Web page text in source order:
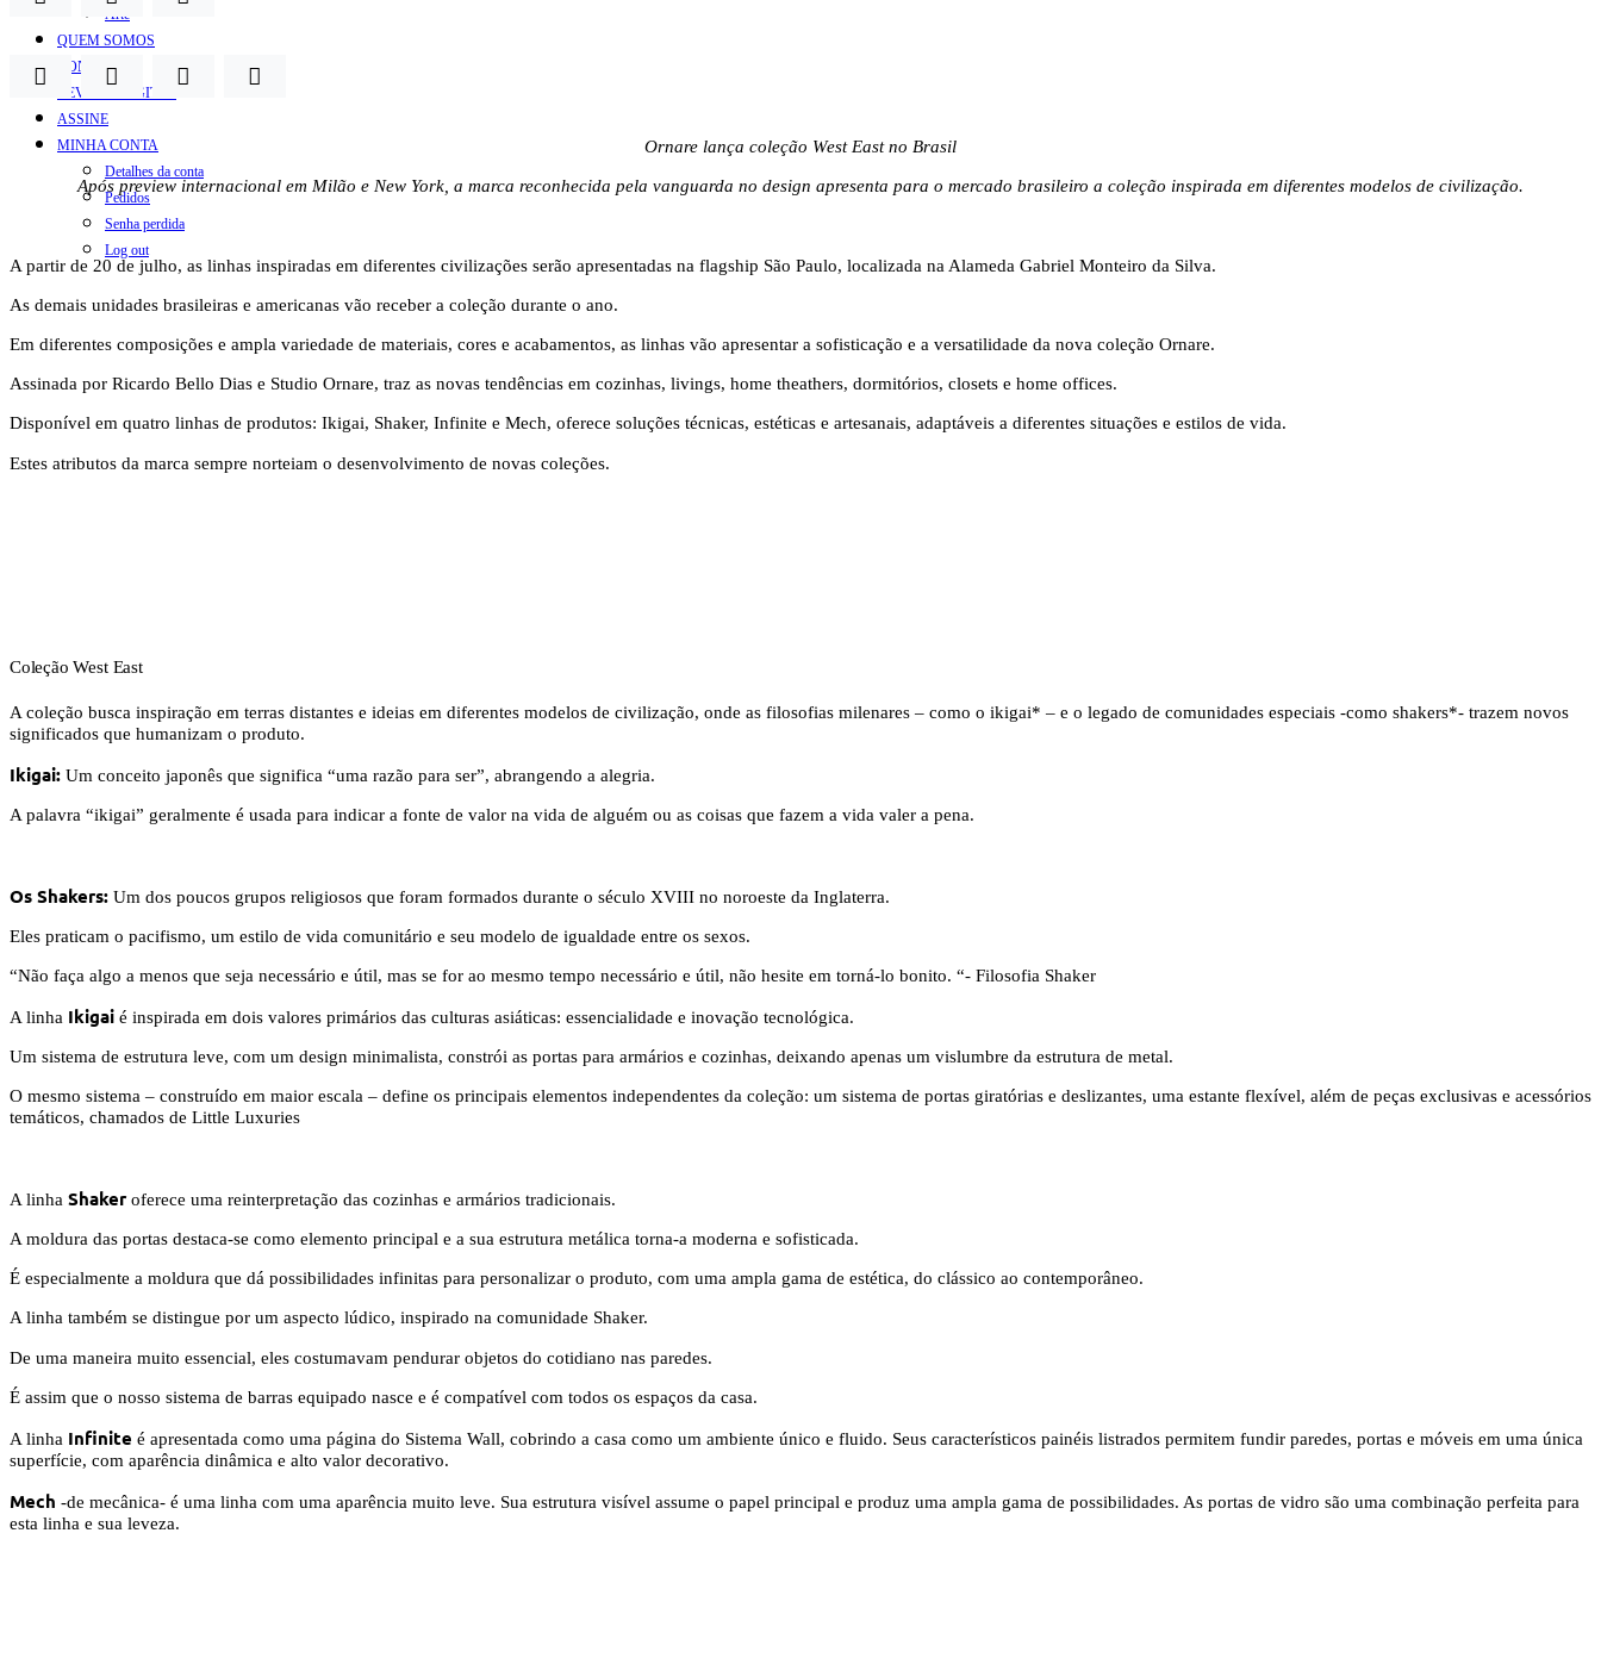
Arte
QUEM SOMOS
CONTATO
REVISTA DIGITAL
ASSINE
MINHA CONTA
Detalhes da conta
Pedidos
Senha perdida
Log out
Ornare lança coleção West East no Brasil
Após preview internacional em Milão e New York, a marca reconhecida pela vanguarda no design apresenta para o mercado brasileiro a coleção inspirada em diferentes modelos de civilização.
A partir de 20 de julho, as linhas inspiradas em diferentes civilizações serão apresentadas na flagship São Paulo, localizada na Alameda Gabriel Monteiro da Silva.
As demais unidades brasileiras e americanas vão receber a coleção durante o ano.
Em diferentes composições e ampla variedade de materiais, cores e acabamentos, as linhas vão apresentar a sofisticação e a versatilidade da nova coleção Ornare.
Assinada por Ricardo Bello Dias e Studio Ornare, traz as novas tendências em cozinhas, livings, home theathers, dormitórios, closets e home offices.
Disponível em quatro linhas de produtos: Ikigai, Shaker, Infinite e Mech, oferece soluções técnicas, estéticas e artesanais, adaptáveis a diferentes situações e estilos de vida.
Estes atributos da marca sempre norteiam o desenvolvimento de novas coleções.
Coleção West East
A coleção busca inspiração em terras distantes e ideias em diferentes modelos de civilização, onde as filosofias milenares – como o ikigai* – e o legado de comunidades especiais -como shakers*- trazem novos
significados que humanizam o produto.
Ikigai: Um conceito japonês que significa “uma razão para ser”, abrangendo a alegria.
A palavra “ikigai” geralmente é usada para indicar a fonte de valor na vida de alguém ou as coisas que fazem a vida valer a pena.
Os Shakers: Um dos poucos grupos religiosos que foram formados durante o século XVIII no noroeste da Inglaterra.
Eles praticam o pacifismo, um estilo de vida comunitário e seu modelo de igualdade entre os sexos.
“Não faça algo a menos que seja necessário e útil, mas se for ao mesmo tempo necessário e útil, não hesite em torná-lo bonito. “- Filosofia Shaker
A linha Ikigai é inspirada em dois valores primários das culturas asiáticas: essencialidade e inovação tecnológica.
Um sistema de estrutura leve, com um design minimalista, constrói as portas para armários e cozinhas, deixando apenas um vislumbre da estrutura de metal.
O mesmo sistema – construído em maior escala – define os principais elementos independentes da coleção: um sistema de portas giratórias e deslizantes, uma estante flexível, além de peças exclusivas e acessórios
temáticos, chamados de Little Luxuries
A linha Shaker oferece uma reinterpretação das cozinhas e armários tradicionais.
A moldura das portas destaca-se como elemento principal e a sua estrutura metálica torna-a moderna e sofisticada.
É especialmente a moldura que dá possibilidades infinitas para personalizar o produto, com uma ampla gama de estética, do clássico ao contemporâneo.
A linha também se distingue por um aspecto lúdico, inspirado na comunidade Shaker.
De uma maneira muito essencial, eles costumavam pendurar objetos do cotidiano nas paredes.
É assim que o nosso sistema de barras equipado nasce e é compatível com todos os espaços da casa.
A linha Infinite é apresentada como uma página do Sistema Wall, cobrindo a casa como um ambiente único e fluido. Seus característicos painéis listrados permitem fundir paredes, portas e móveis em uma única
superfície, com aparência dinâmica e alto valor decorativo.
Mech -de mecânica- é uma linha com uma aparência muito leve. Sua estrutura visível assume o papel principal e produz uma ampla gama de possibilidades. As portas de vidro são uma combinação perfeita para
esta linha e sua leveza.